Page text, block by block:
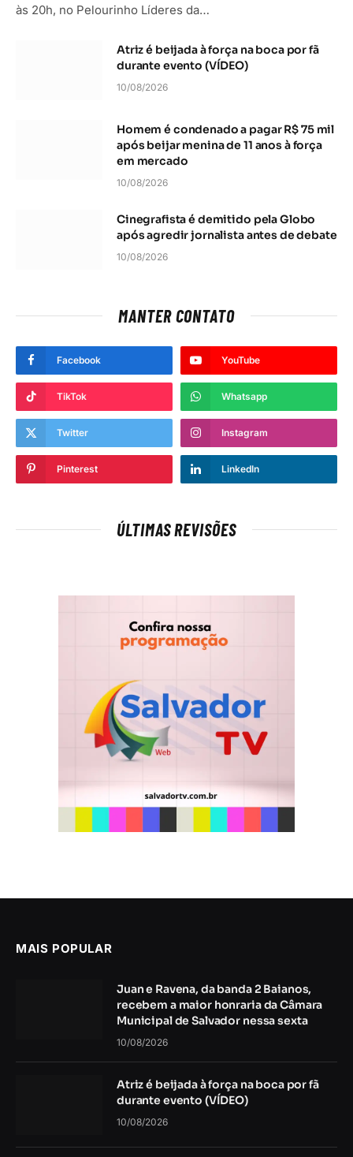
às 20h, no Pelourinho Líderes da…
Atriz é beijada à força na boca por fã
durante evento (VÍDEO)
10/08/2026
Homem é condenado a pagar R$ 75 mil
após beijar menina de 11 anos à força
em mercado
10/08/2026
Cinegrafista é demitido pela Globo
após agredir jornalista antes de debate
10/08/2026
MANTER CONTATO
Facebook YouTube
TikTok Whatsapp
Twitter Instagram
Pinterest LinkedIn
ÚLTIMAS REVISÕES
MAIS POPULAR
Juan e Ravena, da banda 2 Baianos,
recebem a maior honraria da Câmara
Municipal de Salvador nessa sexta
10/08/2026
Atriz é beijada à força na boca por fã
durante evento (VÍDEO)
10/08/2026